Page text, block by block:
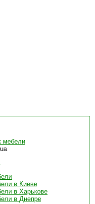
мебели
в Киеве
в Харькове
в Днепре